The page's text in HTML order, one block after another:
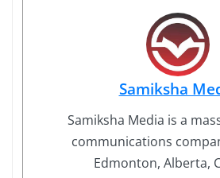
Samiksha
Samiksha Media is a
communications
Edmonton, Alberta,